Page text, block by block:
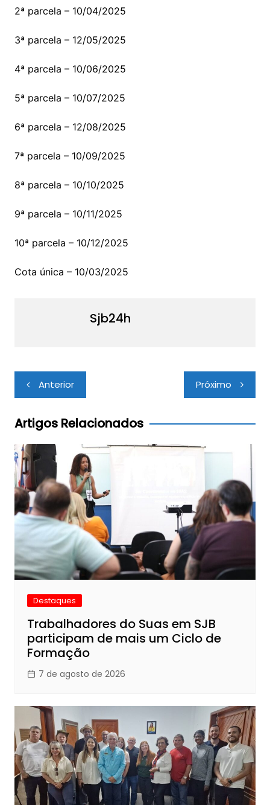
2ª parcela – 10/04/2025
3ª parcela – 12/05/2025
4ª parcela – 10/06/2025
5ª parcela – 10/07/2025
6ª parcela – 12/08/2025
7ª parcela – 10/09/2025
8ª parcela – 10/10/2025
9ª parcela – 10/11/2025
10ª parcela – 10/12/2025
Cota única – 10/03/2025
Sjb24h
Navegação
de
Post
Anterior Próximo
Artigos Relacionados
Destaques
Trabalhadores do Suas em SJB
participam de mais um Ciclo de
Formação
7 de agosto de 2026